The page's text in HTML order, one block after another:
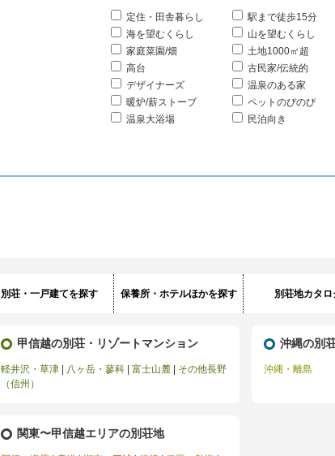
定住・田舎暮らし 駅まで徒歩15分
海を望むくらし
山を望むくらし
家庭菜園/畑
土地1000㎡超
高台
古民家/伝統的
デザイナーズ
温泉のある家
暖炉/薪ストーブ
ペットのびのび
温泉大浴場
民泊向き
別荘・一戸建てを探す 保養所・ホテルほかを探す 別荘地カタロ
甲信越の別荘・リゾートマンション
軽井沢・草津 八ヶ岳・蓼科 富士山麓
その他長野
（信州）
沖縄の別
沖縄・離島
関東〜甲信越エリアの別荘地